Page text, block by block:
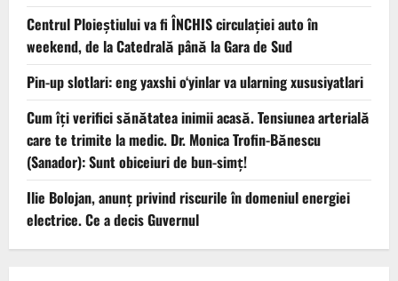
Centrul Ploieștiului va fi ÎNCHIS circulației auto în
weekend, de la Catedrală până la Gara de Sud
Pin-up slotlari: eng yaxshi o‘yinlar va ularning xususiyatlari
Cum îți verifici sănătatea inimii acasă. Tensiunea arterială
care te trimite la medic. Dr. Monica Trofin-Bănescu
(Sanador): Sunt obiceiuri de bun-simț!
Ilie Bolojan, anunț privind riscurile în domeniul energiei
electrice. Ce a decis Guvernul